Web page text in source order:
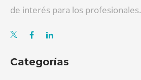
de interés para los profesionales.
Categorías